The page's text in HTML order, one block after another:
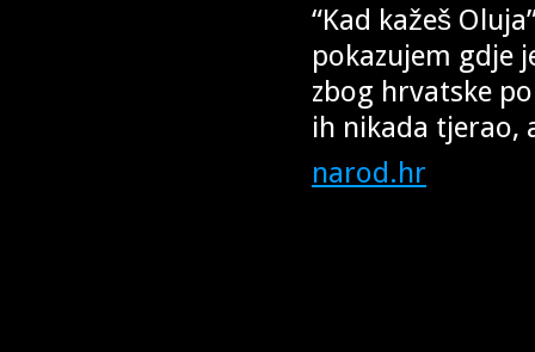
“Kad kažeš
pokazujem gdje
zbog hrvatske
ih nikada tjerao,
narod.hr